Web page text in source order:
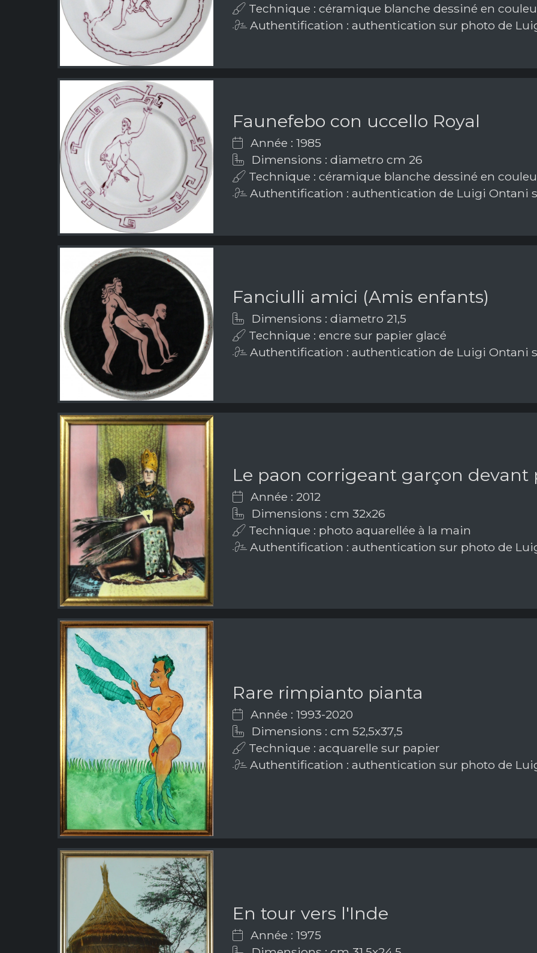
Technique : céramique blanche dessiné en
Authentification : authentication sur photo de
Faunefebo con uccello Royal
Année : 1985
Dimensions : diametro cm 26
Technique : céramique blanche dessiné en
Authentification : authentication de Luigi Ontani
Fanciulli amici (Amis enfants)
Dimensions : diametro 21,5
Technique : encre sur papier glacé
Authentification : authentication de Luigi Ontani
Le paon corrigeant garçon
Année : 2012
Dimensions : cm 32x26
Technique : photo aquarellée à la main
Authentification : authentication sur photo de
Rare rimpianto pianta
Année : 1993-2020
Dimensions : cm 52,5x37,5
Technique : acquarelle sur papier
Authentification : authentication sur photo de
En tour vers l'Inde
Année : 1975